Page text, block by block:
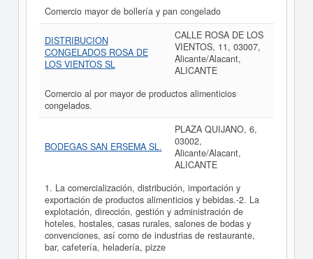
Comercio mayor de bollería y pan congelado
DISTRIBUCION
CONGELADOS ROSA DE
LOS VIENTOS SL
CALLE ROSA DE LOS
VIENTOS, 11, 03007,
Alicante/Alacant,
ALICANTE
Comercio al por mayor de productos alimenticios
congelados.
BODEGAS SAN ERSEMA SL.
PLAZA QUIJANO, 6,
03002,
Alicante/Alacant,
ALICANTE
1. La comercialización, distribución, importación y
exportación de productos alimenticios y bebidas.-2. La
explotación, dirección, gestión y administración de
hoteles, hostales, casas rurales, salones de bodas y
convenciones, así como de industrias de restaurante,
bar, cafetería, heladería, pizze